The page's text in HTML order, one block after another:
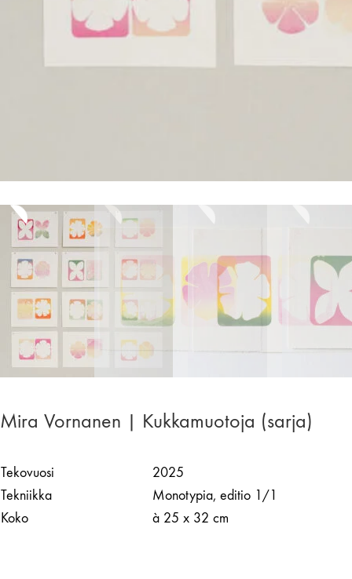
Mira Vornanen | Kukkamuotoja (sarja)
Tekovuosi
2025
Tekniikka
Monotypia, editio 1/1
Koko
à 25 x 32 cm